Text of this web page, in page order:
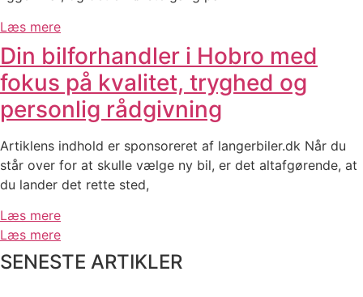
Læs mere
Din bilforhandler i Hobro med
fokus på kvalitet, tryghed og
personlig rådgivning
Artiklens indhold er sponsoreret af langerbiler.dk Når du
står over for at skulle vælge ny bil, er det altafgørende, at
du lander det rette sted,
Læs mere
Læs mere
SENESTE ARTIKLER